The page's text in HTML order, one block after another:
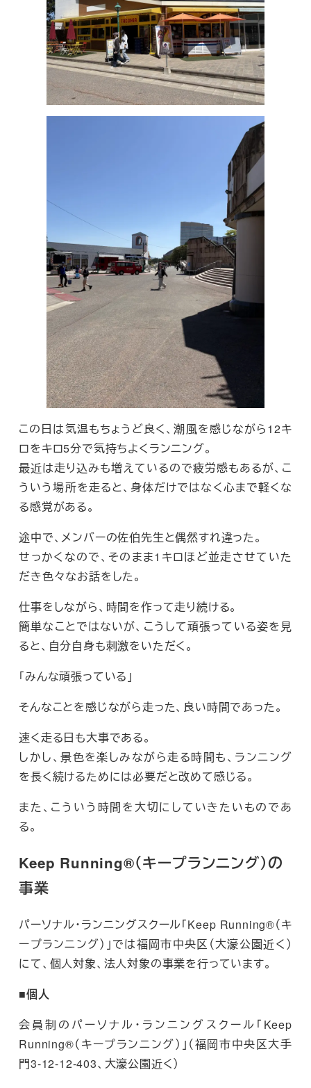
この日は気温もちょうど良く、潮風を感じながら12キ
ロをキロ5分で気持ちよくランニング。
最近は走り込みも増えているので疲労感もあるが、こ
ういう場所を走ると、身体だけではなく心まで軽くな
る感覚がある。
途中で、メンバーの佐伯先生と偶然すれ違った。
せっかくなので、そのまま1キロほど並走させていた
だき色々なお話をした。
仕事をしながら、時間を作って走り続ける。
簡単なことではないが、こうして頑張っている姿を見
ると、自分自身も刺激をいただく。
「みんな頑張っている」
そんなことを感じながら走った、良い時間であった。
速く走る日も大事である。
しかし、景色を楽しみながら走る時間も、ランニング
を長く続けるためには必要だと改めて感じる。
また、こういう時間を大切にしていきたいものであ
る。
Keep Running®（キープランニング）の
事業
パーソナル・ランニングスクール「Keep Running®（キ
ープランニング）」では福岡市中央区（大濠公園近く）
にて、個人対象、法人対象の事業を行っています。
■個人
会員制のパーソナル・ランニングスクール「Keep
Running®（キープランニング）」（福岡市中央区大手
門3-12-12-403、大濠公園近く）